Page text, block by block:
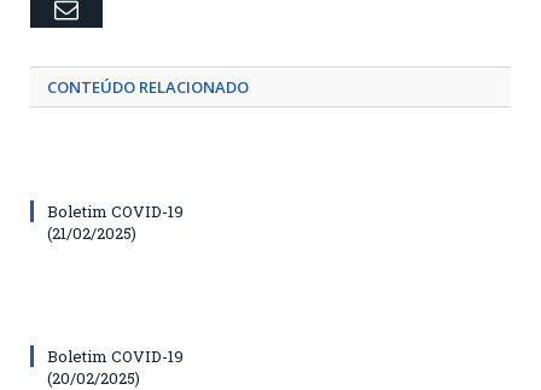
Email
CONTEÚDO RELACIONADO
Boletim COVID-19
(21/02/2025)
Boletim COVID-19
(20/02/2025)